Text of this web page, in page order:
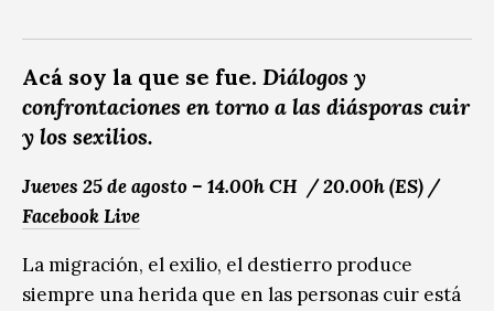
Acá soy la que se fue. Diálogos y
confrontaciones en torno a las diásporas cuir
y los sexilios.
Jueves 25 de agosto – 14.00h CH / 20.00h (ES) /
Facebook Live
La migración, el exilio, el destierro produce
siempre una herida que en las personas cuir está